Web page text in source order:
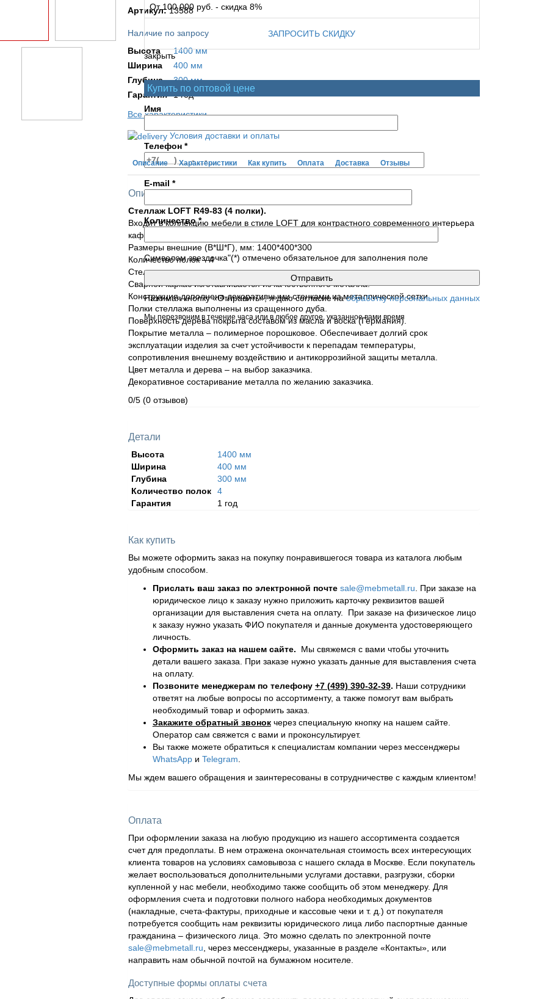
От 100 000 руб. - скидка 8%
ЗАПРОСИТЬ СКИДКУ
закрыть
Купить по оптовой цене
Имя
Телефон *
E-mail *
Количество*
Символом звездочка"(*) отмечено обязательное для заполнения поле
Нажимая кнопку «Отправить», я даю согласие наобработку персональных данных
Мы перезвоним в течение часа или в любое другое, указанное вами время
Артикул:13588
Наличие по запросу
Высота
1400 мм
Ширина
400 мм
Глубина
300 мм
Гарантия
1 год
Все характеристики
Условия доставки и оплаты
Описание Характеристики Как купить Оплата Доставка Отзывы
Описание товара
Стеллаж LOFT R49-83 (4 полки).
Входит в коллекцию мебели в стиле LOFT для контрастного современного интерьера
кафе, баров и жилых помещений.
Размеры внешние (В*Ш*Г), мм: 1400*400*300
Количество полок – 4
Стеллаж состоит из сварного металлического каркаса и деревянных полок.
Сварной каркас изготавливается из качественного металла.
Конструкция дополнена декоративными стенками из металлической сетки.
Полки стеллажа выполнены из сращенного дуба.
Поверхность дерева покрыта составом из масла и воска (Германия).
Покрытие металла – полимерное порошковое. Обеспечивает долгий срок
эксплуатации изделия за счет устойчивости к перепадам температуры,
сопротивления внешнему воздействию и антикоррозийной защиты металла.
Цвет металла и дерева – на выбор заказчика.
Декоративное состаривание металла по желанию заказчика.
0/5 (0 отзывов)
Детали
Высота
1400 мм
Ширина
400 мм
Глубина
300 мм
Количество полок
4
Гарантия
1 год
Как купить
Вы можете оформить заказ на покупку понравившегося товара из каталога любым
удобным способом.
Прислать ваш заказ по электронной почте sale@mebmetall.ru. При заказе на
юридическое лицо к заказу нужно приложить карточку реквизитов вашей
организации для выставления счета на оплату. При заказе на физическое лицо
к заказу нужно указать ФИО покупателя и данные документа удостоверяющего
личность.
Оформить заказ на нашем сайте. Мы свяжемся с вами чтобы уточнить
детали вашего заказа. При заказе нужно указать данные для выставления счета
на оплату.
Позвоните менеджерам по телефону +7 (499) 390-32-39. Наши сотрудники
ответят на любые вопросы по ассортименту, а также помогут вам выбрать
необходимый товар и оформить заказ.
Закажите обратный звонокчерез специальную кнопку на нашем сайте.
Оператор сам свяжется с вами и проконсультирует.
Вы также можете обратиться к специалистам компании через мессенджеры
WhatsAppи Telegram.
Мы ждем вашего обращения и заинтересованы в сотрудничестве с каждым клиентом!
Оплата
При оформлении заказа на любую продукцию из нашего ассортимента создается
счет для предоплаты. В нем отражена окончательная стоимость всех интересующих
клиента товаров на условиях самовывоза с нашего склада в Москве. Если покупатель
желает воспользоваться дополнительными услугами доставки, разгрузки, сборки
купленной у нас мебели, необходимо также сообщить об этом менеджеру. Для
оформления счета и подготовки полного набора необходимых документов
(накладные, счета-фактуры, приходные и кассовые чеки и т. д.) от покупателя
потребуется сообщить нам реквизиты юридического лица либо паспортные данные
гражданина – физического лица. Это можно сделать по электронной почте
sale@mebmetall.ru, через мессенджеры, указанные в разделе «Контакты», или
направить нам обычной почтой на бумажном носителе.
Доступные формы оплаты счета